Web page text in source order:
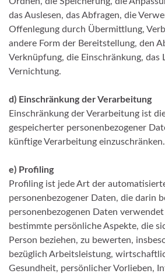
das Auslesen, das Abfragen, die
Offenlegung durch Übermittlung,
andere Form der Bereitstellung, den
Verknüpfung, die Einschränkung, das
Vernichtung.
d) Einschränkung der Verarbeitung
Einschränkung der Verarbeitung ist
gespeicherter personenbezogener
künftige Verarbeitung einzuschränken.
e) Profiling
Profiling ist jede Art der
personenbezogener Daten, die darin
personenbezogenen Daten
bestimmte persönliche Aspekte, die
Person beziehen, zu bewerten,
bezüglich Arbeitsleistung,
Gesundheit, persönlicher Vorlieben,